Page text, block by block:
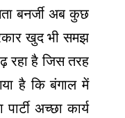
बनर्जी अब कुछ
खुद भी समझ
रहा है जिस तरह
है कि बंगाल में
अच्छा कार्य